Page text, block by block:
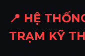
📍 HỆ
TRẠM KỸ